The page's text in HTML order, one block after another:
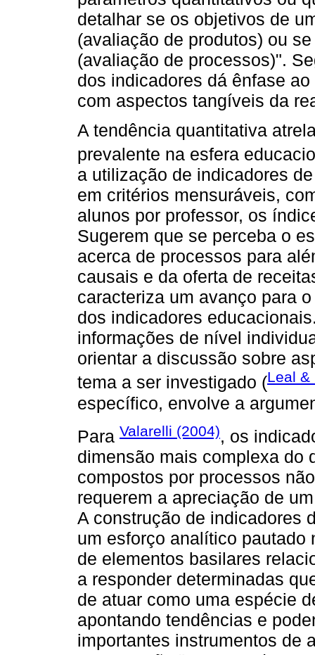
detalhar se os objetivos de
(avaliação de produtos) ou
(avaliação de processos)".
dos indicadores dá ênfase
com aspectos tangíveis da
A tendência quantitativa
prevalente na esfera
a utilização de indicadores
em critérios mensuráveis,
alunos por professor, os
Sugerem que se perceba o
acerca de processos para
causais e da oferta de
caracteriza um avanço para
dos indicadores
informações de nível
orientar a discussão sobre
tema a ser investigado (Leal &
específico, envolve a
Para Valarelli (2004), os
dimensão mais complexa do
compostos por processos
requerem a apreciação de
A construção de indicadores
um esforço analítico pautado
de elementos basilares
a responder determinadas
de atuar como uma espécie
apontando tendências e
importantes instrumentos de